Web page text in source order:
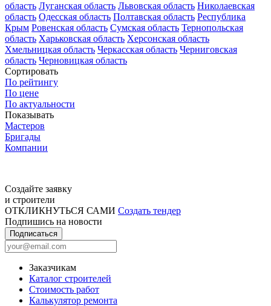
область Луганская область Львовская область Николаевская
область Одесская область Полтавская область Республика
Крым Ровенская область Сумская область Тернопольская
область Харьковская область Херсонская область
Хмельницкая область Черкасская область Черниговская
область Черновицкая область
Сортировать
По рейтингу
По цене
По актуальности
Показывать
Мастеров
Бригады
Компании
Создайте заявку
и строители
ОТКЛИКНУТЬСЯ САМИ Создать тендер
Подпишись на новости
Подписаться
Заказчикам
Каталог строителей
Стоимость работ
Калькулятор ремонта